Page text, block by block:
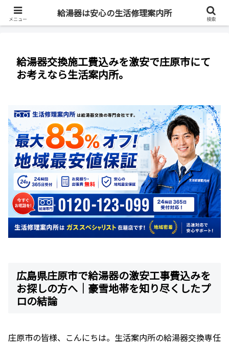
最短即日・全国対応・最大83%OFF
給湯器交換施工費込みを激安で庄原市にて
お考えなら生活案内所。
広島県庄原市で給湯器の激安工事費込みを
お探しの方へ｜豪雪地帯を知り尽くしたプ
ロの結論
庄原市の皆様、こんにちは。生活案内所の給湯器交換専任
メニュー
給湯器は安心の生活修理案内所
検索